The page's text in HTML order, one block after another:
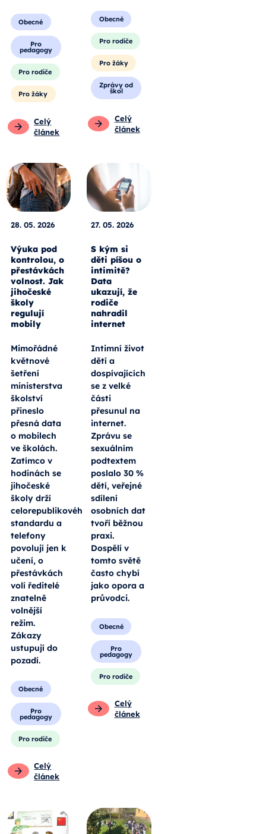
Obecné
Pro
pedagogy
Pro rodiče
Pro žáky
Celý
článek
Obecné
Pro rodiče
Pro žáky
Zprávy od
škol
Celý
článek
28. 05. 2026
Výuka pod
kontrolou, o
přestávkách
volnost. Jak
jihočeské
školy
regulují
mobily
Mimořádné
květnové
šetření
ministerstva
školství
přineslo
přesná data
o mobilech
ve školách.
Zatímco v
hodinách se
jihočeské
školy drží
celorepublikového
standardu a
telefony
povolují jen k
učení, o
přestávkách
volí ředitelé
znatelně
volnější
režim.
Zákazy
ustupují do
pozadí.
Obecné
Pro
pedagogy
Pro rodiče
Celý
článek
27. 05. 2026
S kým si
děti píšou o
intimitě?
Data
ukazují, že
rodiče
nahradil
internet
Intimní život
dětí a
dospívajících
se z velké
části
přesunul na
internet.
Zprávu se
sexuálním
podtextem
poslalo 30 %
dětí, veřejné
sdílení
osobních dat
tvoří běžnou
praxi.
Dospělí v
tomto světě
často chybí
jako opora a
průvodci.
Obecné
Pro
pedagogy
Pro rodiče
Celý
článek